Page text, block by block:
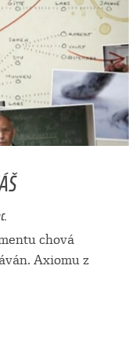
chová
Axiomu z